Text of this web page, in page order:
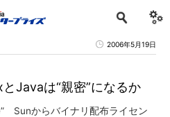
2006年5月19日
Javaは“親密”になるか
Sunからバイナリ配布ライセン